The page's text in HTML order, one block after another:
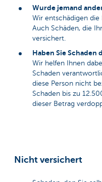
Wurde jemand
Wir entschädigen die
Auch Schäden, die
versichert.
Haben Sie
Wir helfen Ihnen
Schaden
diese Person nicht
Schaden bis zu
dieser Betrag
Nicht versichert